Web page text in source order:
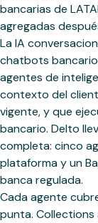
bancarias de
agregadas
La IA
chatbots
agentes de
contexto del
vigente, y que
bancario. Delto
completa: cinco
plataforma y un
banca regulada.
Cada agente
punta.